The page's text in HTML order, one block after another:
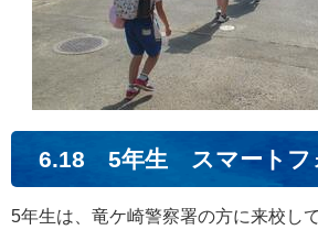
6.18 5年生 スマートフ
5年生は、竜ケ崎警察署の方に来校し